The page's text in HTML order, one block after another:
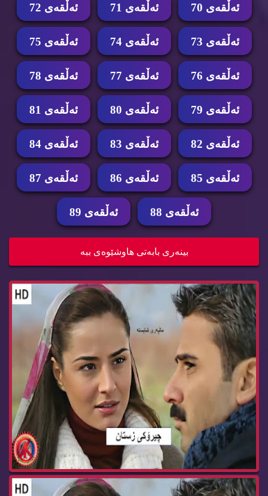
ئه‌ڵقه‌ی 70 ئه‌ڵقه‌ی 71 ئه‌ڵقه‌ی 72
ئه‌ڵقه‌ی 73 ئه‌ڵقه‌ی 74 ئه‌ڵقه‌ی 75
ئه‌ڵقه‌ی 76 ئه‌ڵقه‌ی 77 ئه‌ڵقه‌ی 78
ئه‌ڵقه‌ی 79 ئه‌ڵقه‌ی 80 ئه‌ڵقه‌ی 81
ئه‌ڵقه‌ی 82 ئه‌ڵقه‌ی 83 ئه‌ڵقه‌ی 84
ئه‌ڵقه‌ی 85 ئه‌ڵقه‌ی 86 ئه‌ڵقه‌ی 87
ئه‌ڵقه‌ی 88 ئه‌ڵقه‌ی 89
بینه‌ری بابه‌تی هاوشێوه‌ی ببه‌
زنجیره‌ درامای چیرۆكی زستان ئه‌ڵقه‌ی 79 cheroke...
زنجیره‌ درامای چیرۆكی زستان ئه‌ڵقه‌ی 78 cheroke...